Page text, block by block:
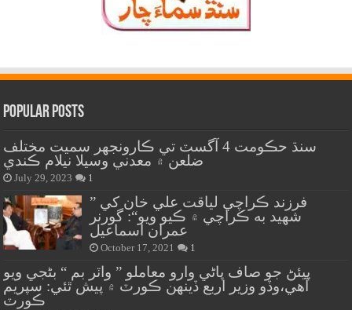
Popular Posts
سنڌ حڪومت 4 آگسٽ تي ڪارونجهر سميت مختلف
ضلعن ۾ معدني وسيلا نيلام ڪندي
July 29, 2023 1
” فرزند ڪراچي لياقت علي خان کي
شهيد به ڪراچي ۾ ڪيو ويو“: گورنر
عمران اسماعيل
October 17, 2021 1
پيئڻ جو صاف پاڻي وارو معاملو ” واٽر بم “ بڻجي ويو
آهي،وڏو وزير اربع ڏينهن ڪورٽ ۾ پيش ٿئي: سپريم
ڪورٽ